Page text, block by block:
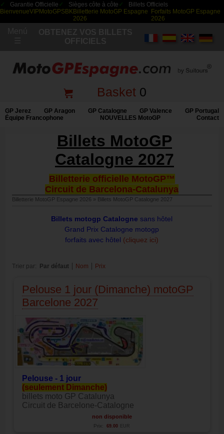
Garantie Officielle Sièges côte à côte
Billets Officiels
BienvenueVIP MotoGPSBKBilletterie MotoGP Espagne
2026
Forfaits MotoGP Espagne
2026
Basket0
GP Jerez GP Aragon GP Catalogne GP Valence
GP Portugal
Équipe Francophone
NOUVELLES MotoGP Contact
Billets MotoGP
Catalogne 2027
Billetterie officielle MotoGP™
Circuit de Barcelona-Catalunya
Billetterie MotoGP Espagne 2026 » Billets MotoGP Catalogne 2027
Billets motogp Catalogne sans hôtel
Grand Prix Catalogne motogp
forfaits avec hôtel (cliquez ici)
Trier par: Par défaut Nom Prix
Pelouse 1 jour (Dimanche) motoGP
Barcelone 2027
Pelouse - 1 jour
(seulement Dimanche)
billets moto GP Catalunya
Circuit de Barcelone-Catalogne
non disponible
Prix: 69.00 EUR